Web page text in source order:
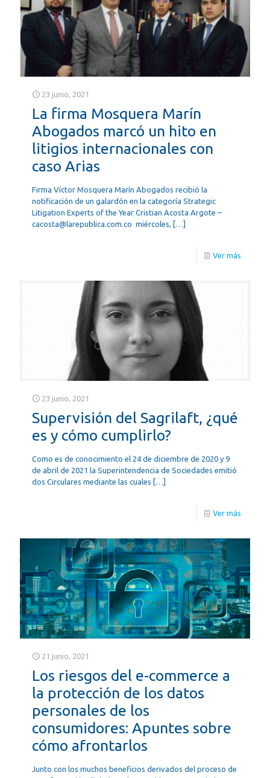
23 junio, 2021
La firma Mosquera Marín
Abogados marcó un hito en
litigios internacionales con
caso Arias
Firma Víctor Mosquera Marín Abogados recibió la
notificación de un galardón en la categoría Strategic
Litigation Experts of the Year Cristian Acosta Argote –
cacosta@larepublica.com.co miércoles, […]
Ver más
23 junio, 2021
Supervisión del Sagrilaft, ¿qué
es y cómo cumplirlo?
Como es de conocimiento el 24 de diciembre de 2020 y 9
de abril de 2021 la Superintendencia de Sociedades emitió
dos Circulares mediante las cuales […]
Ver más
21 junio, 2021
Los riesgos del e-commerce a
la protección de los datos
personales de los
consumidores: Apuntes sobre
cómo afrontarlos
Junto con los muchos beneficios derivados del proceso de